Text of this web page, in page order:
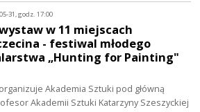
31, godz. 17:00
w 11 miejscach
- festiwal młodego
„Hunting for Painting"
Akademia Sztuki pod główną
Akademii Sztuki Katarzyny Szeszyckiej